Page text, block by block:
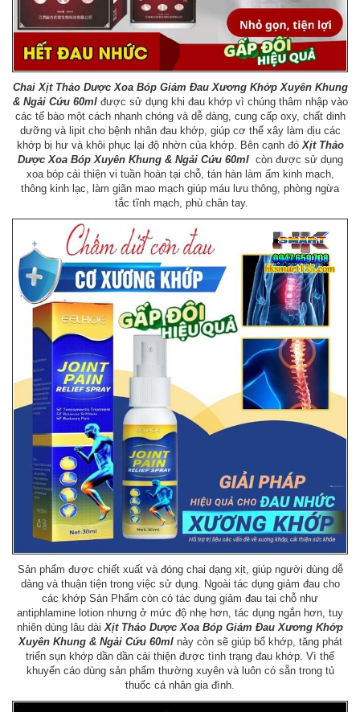
Chai Xịt Thảo Dược Xoa Bóp Giảm Đau Xương Khớp Xuyên Khung
& Ngải Cứu 60mlđược sử dụng khi đau khớp vì chúng thâm nhập vào
các tế bào một cách nhanh chóng và dễ dàng, cung cấp oxy, chất dinh
dưỡng và lipit cho bệnh nhân đau khớp, giúp cơ thể xây làm dịu các
khớp bị hư và khôi phục lại độ nhờn của khớp. Bên cạnh đó Xịt Thảo
Dược Xoa Bóp Xuyên Khung & Ngải Cứu 60mlcòn được sử dụng
xoa bóp cải thiện vi tuần hoàn tại chỗ, tán hàn làm ấm kinh mạch,
thông kinh lạc, làm giãn mao mạch giúp máu lưu thông, phòng ngừa
tắc tĩnh mạch, phù chân tay.
Sản phẩm được chiết xuất và đóng chai dạng xịt, giúp người dùng dễ
dàng và thuận tiện trong việc sử dụng. Ngoài tác dụng giảm đau cho
các khớp Sản Phẩm còn có tác dụng giảm đau tại chỗ như
antiphlamine lotion nhưng ở mức độ nhẹ hơn, tác dụng ngắn hơn, tuy
nhiên dùng lâu dài Xịt Thảo Dược Xoa Bóp Giảm Đau Xương Khớp
Xuyên Khung & Ngải Cứu​​​​​​​ 60mlnày còn sẽ giúp bổ khớp, tăng phát
triển sụn khớp dần dần cải thiện được tình trạng đau khớp. Vì thế
khuyến cáo dùng sản phẩm thường xuyên và luôn có sẵn trong tủ
thuốc cá nhân gia đình.